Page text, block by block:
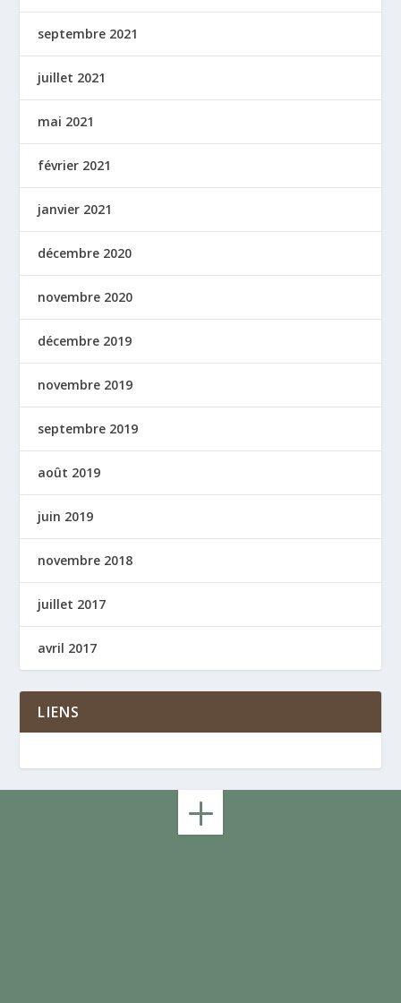
septembre 2021
juillet 2021
mai 2021
février 2021
janvier 2021
décembre 2020
novembre 2020
décembre 2019
novembre 2019
septembre 2019
août 2019
juin 2019
novembre 2018
juillet 2017
avril 2017
LIENS